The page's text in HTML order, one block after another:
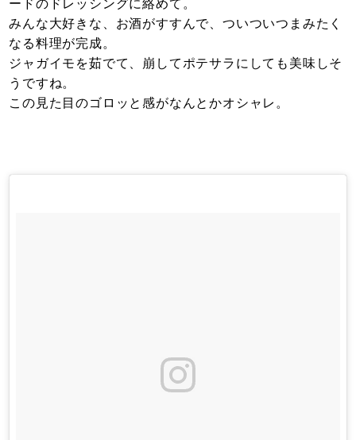
ードのドレッシングに絡めて。
みんな大好きな、お酒がすすんで、ついついつまみたく
なる料理が完成。
ジャガイモを茹でて、崩してポテサラにしても美味しそ
うですね。
この見た目のゴロッと感がなんとかオシャレ。